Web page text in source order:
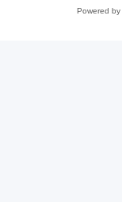
Powered by